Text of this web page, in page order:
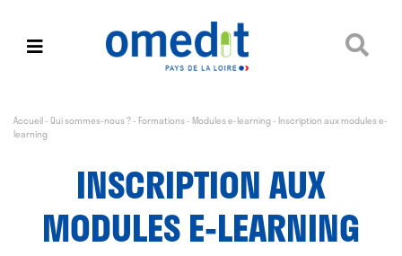
Accueil-Qui sommes-nous ?- Formations- Modules e-learning- Inscription aux modules e-
learning
INSCRIPTION AUX
MODULES E-LEARNING